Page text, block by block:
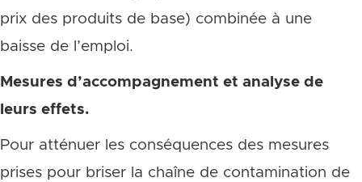
prix des produits de base) combinée à une
baisse de l’emploi.
Mesures d’accompagnement et analyse de
leurs effets.
Pour atténuer les conséquences des mesures
prises pour briser la chaîne de contamination de